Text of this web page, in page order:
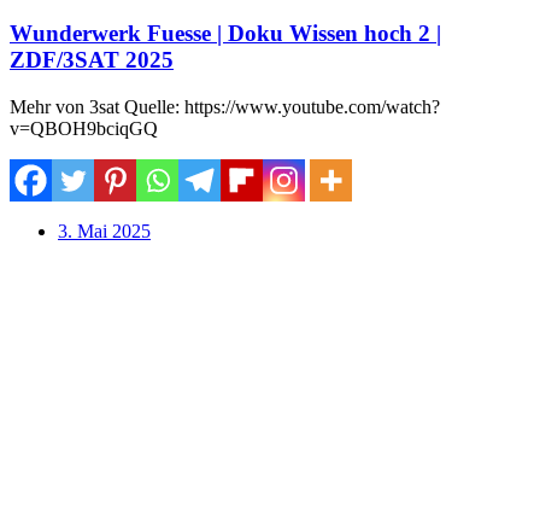
Wunderwerk Fuesse | Doku Wissen hoch 2 |
ZDF/3SAT 2025
Mehr von 3sat Quelle: https://www.youtube.com/watch?
v=QBOH9bciqGQ
3. Mai 2025